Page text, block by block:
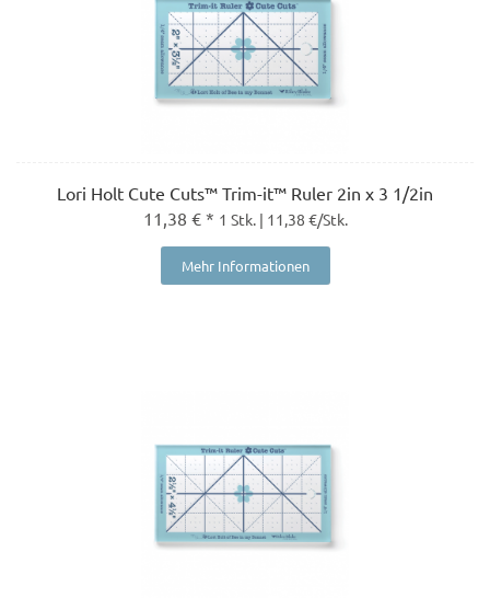
Lori Holt Cute Cuts™ Trim-it™ Ruler 2in x 3 1/2in
11,38 € * 1 Stk. | 11,38 €/Stk.
Mehr Informationen